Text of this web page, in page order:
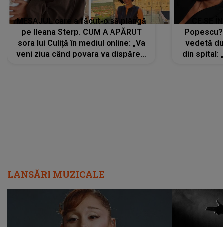
MESAJUL care a făcut-o să plângă
pe Ileana Sterp. CUM A APĂRUT
sora lui Culiță în mediul online: „Va
veni ziua când povara va dispărea,
vedetă
din spital:
LANSĂRI MUZICALE